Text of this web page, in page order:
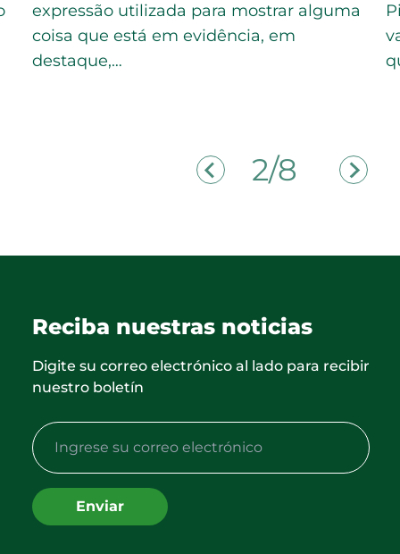
expressão utilizada para mostrar alguma
coisa que está em evidência, em
destaque,…
2/8
Reciba nuestras noticias
Digite su correo electrónico al lado para recibir
nuestro boletín
Enviar